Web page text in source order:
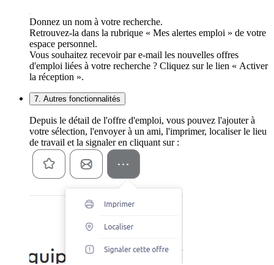
Donnez un nom à votre recherche.
Retrouvez-la dans la rubrique « Mes alertes emploi » de votre
espace personnel.
Vous souhaitez recevoir par e-mail les nouvelles offres
d'emploi liées à votre recherche ? Cliquez sur le lien « Activer
la réception ».
7. Autres fonctionnalités
Depuis le détail de l'offre d'emploi, vous pouvez l'ajouter à
votre sélection, l'envoyer à un ami, l'imprimer, localiser le lieu
de travail et la signaler en cliquant sur :